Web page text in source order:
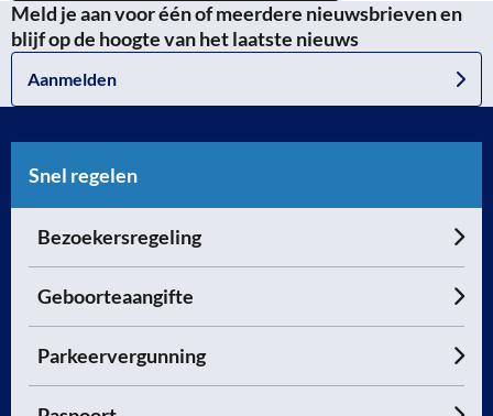
Meld je aan voor één of meerdere nieuwsbrieven en
blijf op de hoogte van het laatste nieuws
Aanmelden
Snel regelen
Bezoekersregeling
Geboorteaangifte
Parkeervergunning